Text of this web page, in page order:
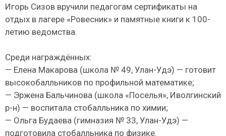
Игорь Сизов вручили педагогам сертификаты на
отдых в лагере «Ровесник» и памятные книги к 100-
летию ведомства.
Среди награждённых:
— Елена Макарова (школа № 49, Улан-Удэ) — готовит
высокобалльников по профильной математике;
— Эржена Бальчинова (школа «Поселья», Иволгинский
р-н) — воспитала стобалльника по химии;
— Ольга Будаева (гимназия № 33, Улан-Удэ) —
подготовила стобалльника по физике.